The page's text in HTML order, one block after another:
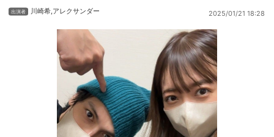
川崎希,アレクサンダー 2025/01/21 18:28